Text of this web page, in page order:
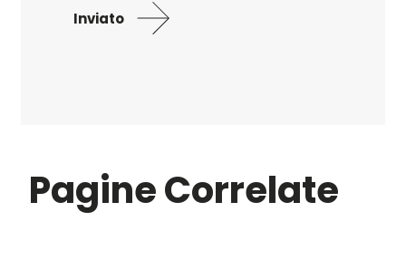
Inviato
vuoto
Pagine Correlate